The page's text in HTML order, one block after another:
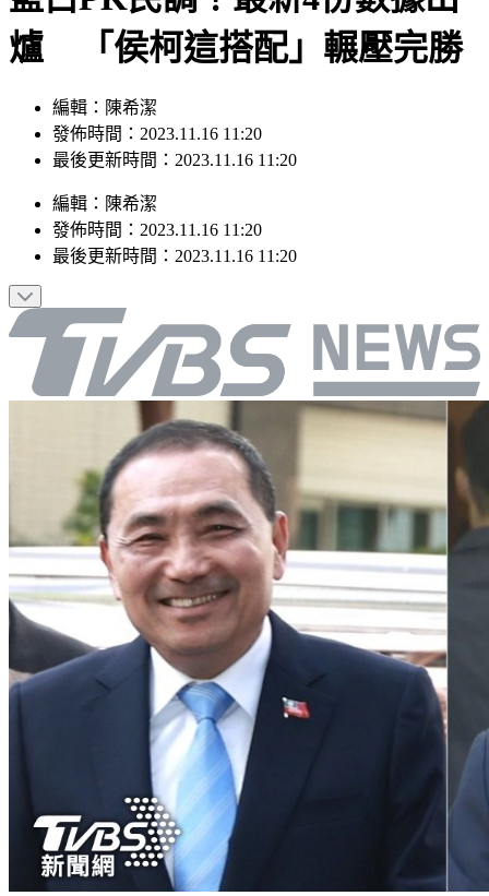
爐 「侯柯這搭配」輾壓完勝
發佈時間：2023.11.16 11:20
最後更新時間：2023.11.16 11:20
發佈時間：2023.11.16 11:20
最後更新時間：2023.11.16 11:20